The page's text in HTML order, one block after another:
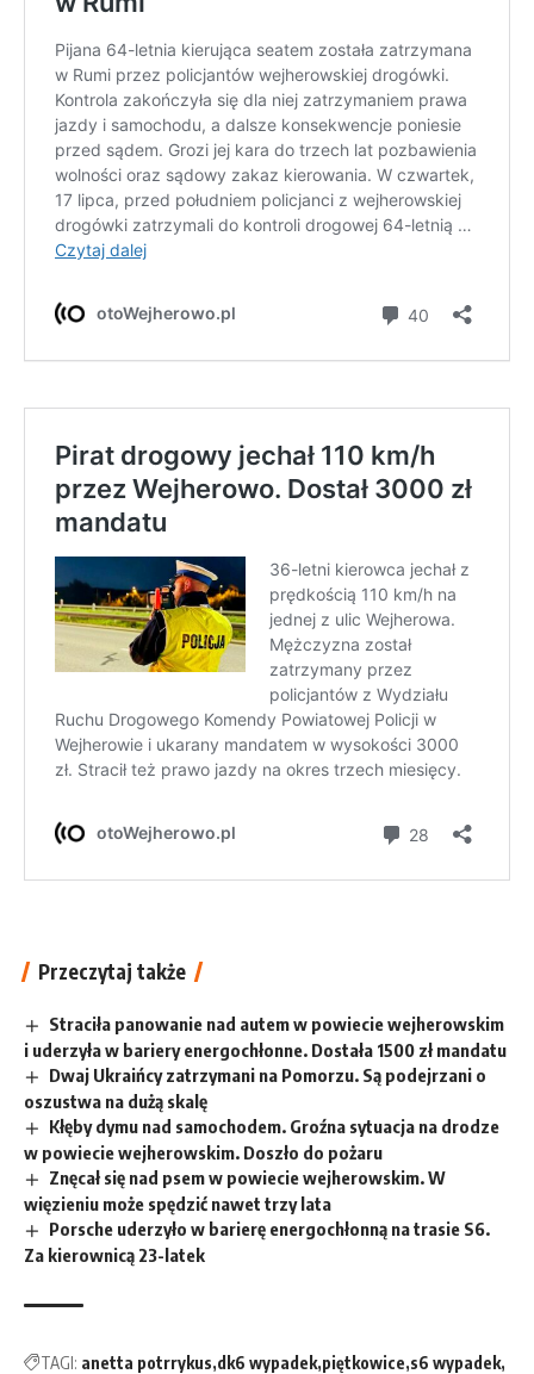
Przeczytaj także
Straciła panowanie nad autem w powiecie wejherowskim
i uderzyła w bariery energochłonne. Dostała 1500 zł mandatu
Dwaj Ukraińcy zatrzymani na Pomorzu. Są podejrzani o
oszustwa na dużą skalę
Kłęby dymu nad samochodem. Groźna sytuacja na drodze
w powiecie wejherowskim. Doszło do pożaru
Znęcał się nad psem w powiecie wejherowskim. W
więzieniu może spędzić nawet trzy lata
Porsche uderzyło w barierę energochłonną na trasie S6.
Za kierownicą 23-latek
TAGI: anetta potrrykus dk6 wypadek piętkowice s6 wypadek